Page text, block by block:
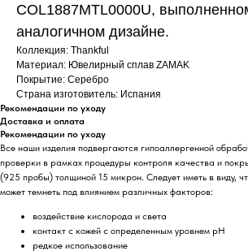
COL1887MTL0000U,
аналогичном дизайне.
Коллекция: Thankful
Материал: Ювелирный сплав ZAMAK
Покрытие: Серебро
Страна изготовитель: Испания
Рекомендации по уходу
Доставка и оплата
Рекомендации по уходу
Все наши изделия подвергаются гипоаллергенной
проверки в рамках процедуры контроля качества и
(925 пробы) толщиной 15 микрон. Следует иметь в виду,
может темнеть под влиянием различных факторов:
воздействие кислорода и света
контакт с кожей с определенным уровнем pH
редкое использование